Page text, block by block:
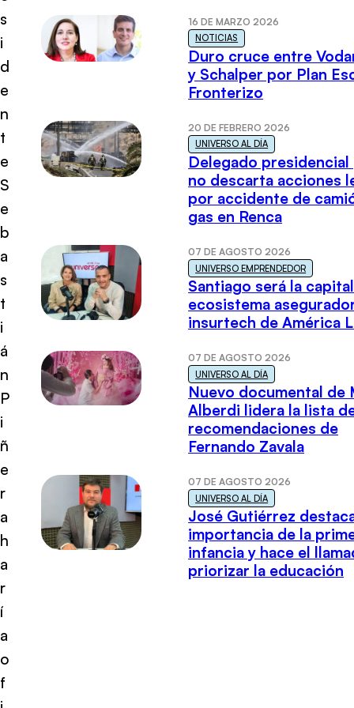
s
i
d
e
n
t
e
S
e
b
a
s
t
i
á
n
P
i
ñ
e
r
a
h
a
r
í
a
o
f
16 DE MARZO 2026
NOTICIAS
Duro cruce entre
y Schalper por Plan
Fronterizo
20 DE FEBRERO 2026
UNIVERSO AL DÍA
Delegado presidencial
no descarta acciones
por accidente de
gas en Renca
07 DE AGOSTO 2026
UNIVERSO EMPRENDEDOR
Santiago será la
ecosistema
insurtech de América
07 DE AGOSTO 2026
UNIVERSO AL DÍA
Nuevo documental de
Alberdi lidera la lista
recomendaciones de
Fernando Zavala
07 DE AGOSTO 2026
UNIVERSO AL DÍA
José Gutiérrez
importancia de la
infancia y hace el
priorizar la educación